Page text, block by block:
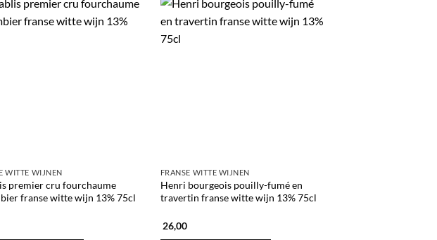
WITTE WIJNEN
premier cru fourchaume
franse witte wijn 13% 75cl
FRANSE WITTE WIJNEN
Henri bourgeois pouilly-fumé en
travertin franse witte wijn 13% 75cl
26,00